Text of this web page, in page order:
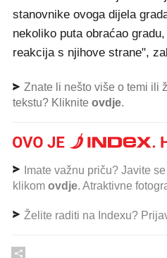
stanovnike ovoga dijela
nekoliko puta obraćao
reakcija s njihove strane",
Znate li nešto više o temi ili
tekstu? Kliknite ovdje.
Imate važnu priču? Javite
klikom ovdje. Atraktivne
Želite raditi na Indexu?